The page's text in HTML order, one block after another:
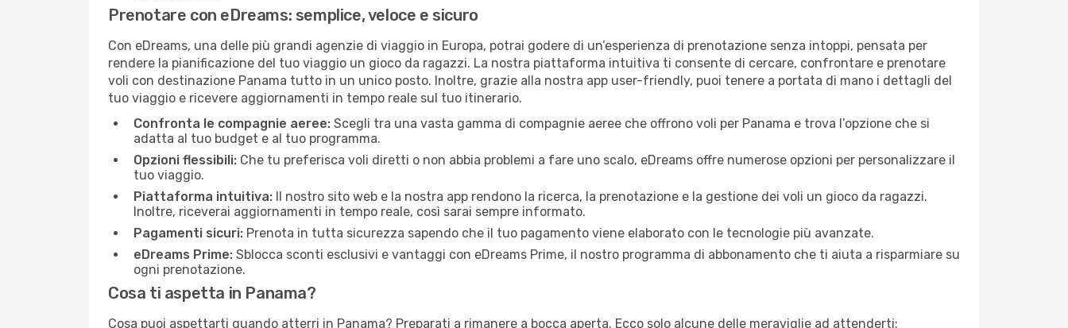
Prenotare con eDreams: semplice, veloce e sicuro
Con eDreams, una delle più grandi agenzie di viaggio in Europa, potrai godere di un’esperienza di prenotazione senza intoppi, pensata per
rendere la pianificazione del tuo viaggio un gioco da ragazzi. La nostra piattaforma intuitiva ti consente di cercare, confrontare e prenotare
voli con destinazione Panama tutto in un unico posto. Inoltre, grazie alla nostra app user-friendly, puoi tenere a portata di mano i dettagli del
tuo viaggio e ricevere aggiornamenti in tempo reale sul tuo itinerario.
Confronta le compagnie aeree: Scegli tra una vasta gamma di compagnie aeree che offrono voli per Panama e trova l’opzione che si
adatta al tuo budget e al tuo programma.
Opzioni flessibili: Che tu preferisca voli diretti o non abbia problemi a fare uno scalo, eDreams offre numerose opzioni per personalizzare il
tuo viaggio.
Piattaforma intuitiva: Il nostro sito web e la nostra app rendono la ricerca, la prenotazione e la gestione dei voli un gioco da ragazzi.
Inoltre, riceverai aggiornamenti in tempo reale, così sarai sempre informato.
Pagamenti sicuri: Prenota in tutta sicurezza sapendo che il tuo pagamento viene elaborato con le tecnologie più avanzate.
eDreams Prime: Sblocca sconti esclusivi e vantaggi con eDreams Prime, il nostro programma di abbonamento che ti aiuta a risparmiare su
ogni prenotazione.
Cosa ti aspetta in Panama?
Cosa puoi aspettarti quando atterri in Panama? Preparati a rimanere a bocca aperta. Ecco solo alcune delle meraviglie ad attenderti: